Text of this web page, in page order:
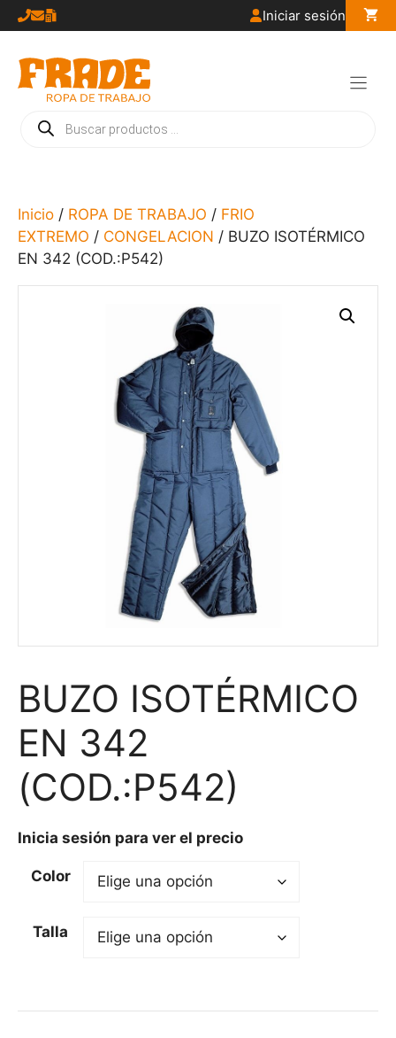
Saltar
al
contenido
Iniciar sesión
Búsqueda
de
Inicio / ROPA DE TRABAJO / FRIO
EXTREMO / CONGELACION / BUZO ISOTÉRMICO
EN 342 (COD.:P542)
BUZO ISOTÉRMICO
EN 342
(COD.:P542)
Inicia sesión para ver el precio
Color
Talla